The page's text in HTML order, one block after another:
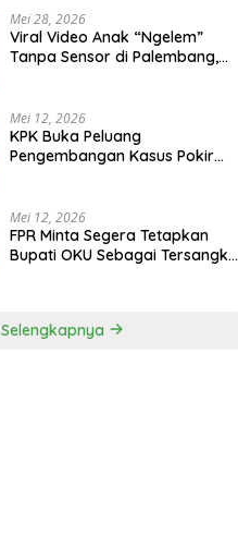
Mei 28, 2026
Viral Video Anak “Ngelem”
Tanpa Sensor di Palembang,
Mei 12, 2026
KPK Buka Peluang
Pengembangan Kasus Pokir
Mei 12, 2026
FPR Minta Segera Tetapkan
Bupati OKU Sebagai Tersangka
Selengkapnya